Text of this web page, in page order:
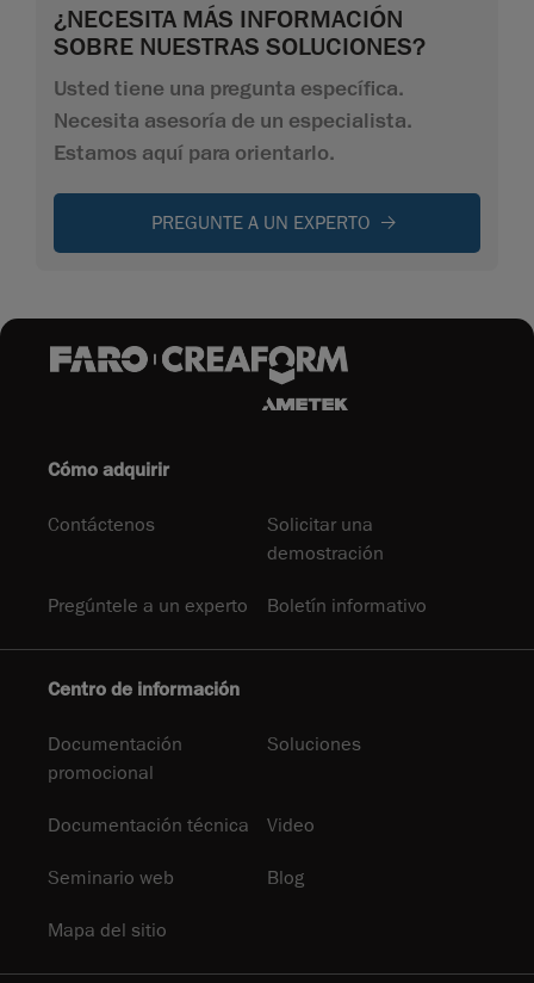
¿NECESITA MÁS INFORMACIÓN
SOBRE NUESTRAS SOLUCIONES?
Usted tiene una pregunta específica.
Necesita asesoría de un especialista.
Estamos aquí para orientarlo.
PREGUNTE A UN EXPERTO
Cómo adquirir
Contáctenos
Solicitar una
demostración
Pregúntele a un experto Boletín informativo
Centro de información
Documentación
promocional
Soluciones
Documentación técnica Video
Seminario web Blog
Mapa del sitio